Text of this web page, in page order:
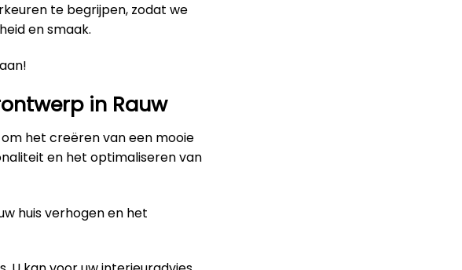
te begrijpen, zodat we
en smaak.
aan!
in Rauw
het creëren van een mooie
en het optimaliseren van
huis verhogen en het